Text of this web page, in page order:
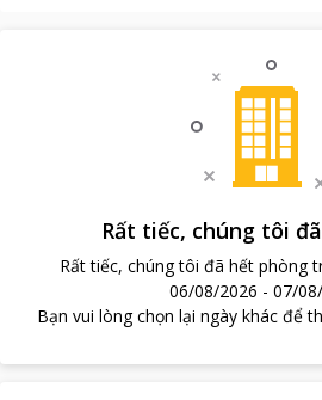
Rất tiếc, chúng tôi
Rất tiếc, chúng tôi đã hết phòng
06/08/2026 - 07/
Bạn vui lòng chọn lại ngày khác để